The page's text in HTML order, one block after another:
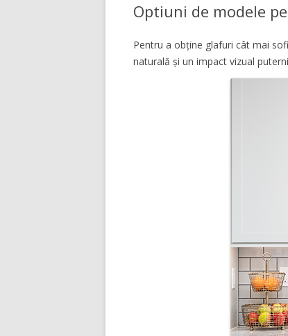
Optiuni de modele
Pentru a obține glafuri cât mai
naturală și un impact vizual